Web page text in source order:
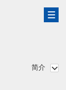
简介 